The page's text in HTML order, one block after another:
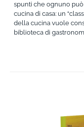
spunti che ognuno
cucina di casa: un
della cucina vuole
biblioteca di